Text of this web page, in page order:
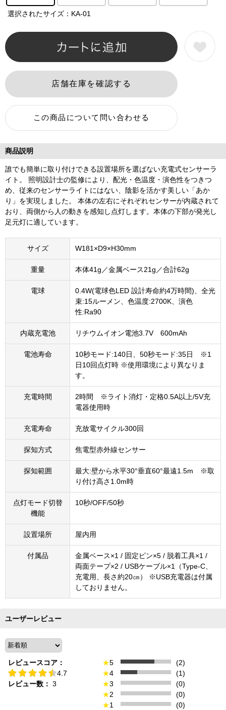
選択されたサイズ：KA-01
商品説明
誰でも簡単に取り付けできる設置場所を選ばない充電式センサーラ
イト。 照明設計士の監修により、配光・色温度・演色性をつきつ
め、従来のセンサーライトにはない、陰影を活かす美しい「あか
り」を実現しました。 本体の左右にそれぞれセンサーが内蔵されて
おり、両側から人の動きを感知し点灯します。本体の下部が発光し
足元灯に適しています。
サイズ W181×D9×H30mm
重量 本体41g／金属ベース21g／合計62g
電球
0.4W(電球色LED 設計寿命約4万時間)、全光
束:15ルーメン、色温度:2700K、演色
性:Ra90
内蔵充電池 リチウムイオン電池3.7V 600mAh
電池寿命
10秒モード:140日、50秒モード:35日 ※1
日10回点灯時 ※使用環境により異なりま
す。
充電時間
2時間 ※ライト消灯・定格0.5A以上/5V充
電器使用時
充電寿命 充放電サイクル300回
探知方式 焦電型赤外線センサー
探知範囲
最大:壁から水平30°垂直60°最遠1.5m ※取
り付け高さ1.0m時
点灯モード切替
機能
10秒/OFF/50秒
設置場所 屋内用
付属品
金属ベース×1 / 固定ピン×5 / 脱着工具×1 /
両面テープ×2 / USBケーブル×1（Type-C、
充電用、長さ約20㎝） ※USB充電器は付属
しておりません。
ユーザーレビュー
レビュースコア：
4.7
レビュー数： 3
★5
(2)
★4
(1)
★3
(0)
★2
(0)
★1 (0)